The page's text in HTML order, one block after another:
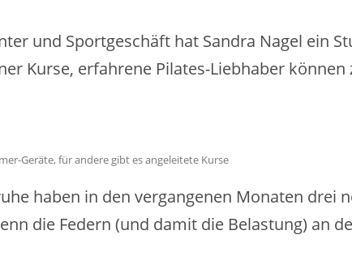
und Sportgeschäft hat Sandra Nagel ein
Kurse, erfahrene Pilates-Liebhaber können
Geräte, für andere gibt es angeleitete Kurse
haben in den vergangenen Monaten drei
die Federn (und damit die Belastung) an